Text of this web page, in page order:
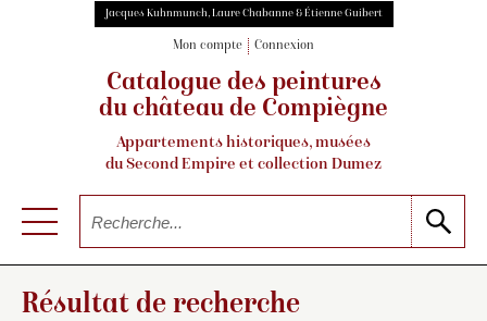
Jacques Kuhnmunch, Laure Chabanne & Étienne Guibert
Mon compte Connexion
Catalogue des peintures
du château de Compiègne
Appartements historiques, musées
du Second Empire et collection Dumez
Résultat de recherche